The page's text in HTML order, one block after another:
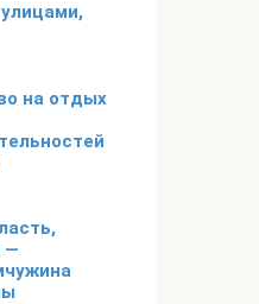
на отдых
—